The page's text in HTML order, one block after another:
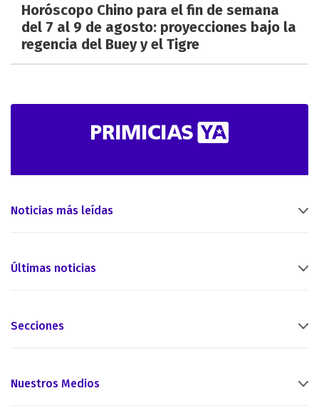
Horóscopo Chino para el fin de semana
del 7 al 9 de agosto: proyecciones bajo la
regencia del Buey y el Tigre
Noticias más leídas
Últimas noticias
Secciones
Nuestros Medios